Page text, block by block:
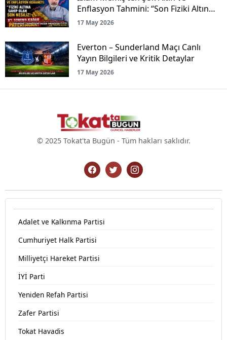
Enflasyon Tahmini: “Son Fiziki Altın
Nesliyiz!”
17 May 2026
Everton – Sunderland Maçı Canlı
Yayın Bilgileri ve Kritik Detaylar
17 May 2026
© 2025 Tokat'ta Bugün - Tüm hakları saklıdır.
Adalet ve Kalkınma Partisi
Cumhuriyet Halk Partisi
Milliyetçi Hareket Partisi
İYİ Parti
Yeniden Refah Partisi
Zafer Partisi
Tokat Havadis